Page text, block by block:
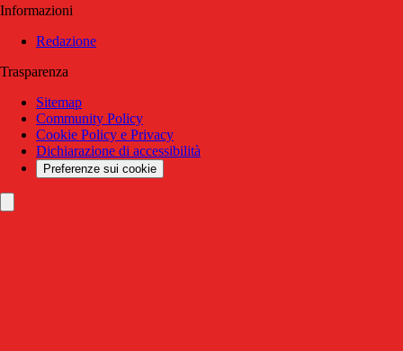
Informazioni
Redazione
Trasparenza
Sitemap
Community Policy
Cookie Policy e Privacy
Dichiarazione di accessibilità
Preferenze sui cookie